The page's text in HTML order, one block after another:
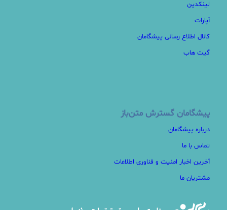
لینکدین
آپارات
کانال اطلاع رسانی پیشگامان
گیت هاب
پیشگامان گسترش متن‌باز
درباره پیشگامان
تماس با ما
آخرین اخبار امنیت و فناوری اطلاعات
مشتریان ما